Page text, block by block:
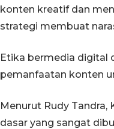
konten kreatif dan
strategi membuat
Etika bermedia digital
pemanfaatan konten
Menurut Rudy
dasar yang sangat